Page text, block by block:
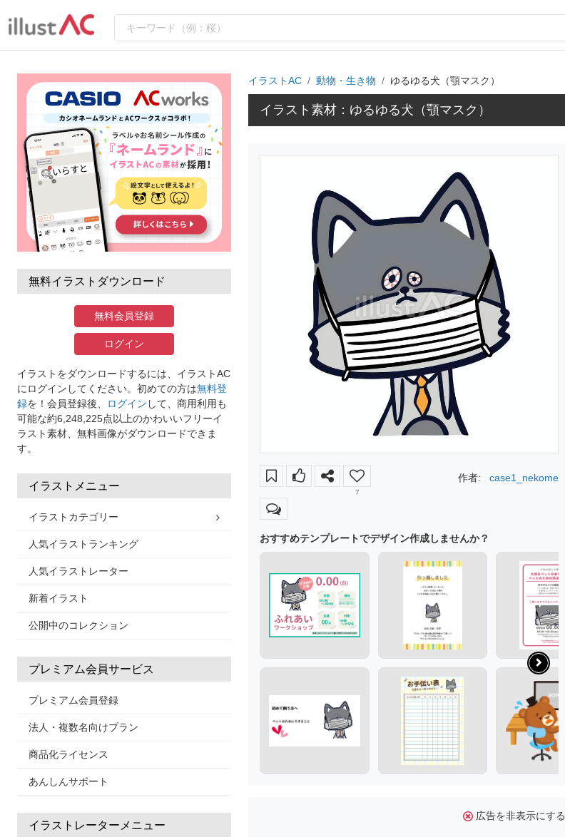
無料イラストダウンロード
無料会員登録
ログイン
イラストをダウンロードするには、イラストAC
にログインしてください。初めての方は無料登
録を！会員登録後、 ログイン して、商用利用も
可能な約6,248,225点以上のかわいいフリーイ
ラスト素材、無料画像がダウンロードできま
す。
イラストメニュー
イラストカテゴリー
人気イラストランキング
人気イラストレーター
新着イラスト
公開中のコレクション
プレミアム会員サービス
プレミアム会員登録
法人・複数名向けプラン
商品化ライセンス
あんしんサポート
イラストレーターメニュー
イラストAC 動物・生き物 ゆるゆる犬（顎マスク）
イラスト素材：ゆるゆる犬（顎マスク）
7
作者: case1_nekome
おすすめテンプレートでデザイン作成しませんか？
広告を非表示にする